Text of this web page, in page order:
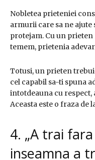
Nobletea prieteniei
armurii care sa ne ajute
protejam. Cu un prieten
temem, prietenia
Totusi, un prieten
cel capabil sa-ti spuna
intotdeauna cu
Aceasta este o fraza de
4. „A trai
inseamna a